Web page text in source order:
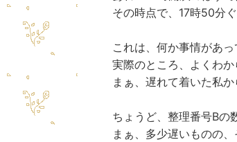
その時点で、17時50分
これは、何か事情があ
実際のところ、よくわ
まぁ、遅れて着いた私
ちょうど、整理番号Bの
まぁ、多少遅いものの